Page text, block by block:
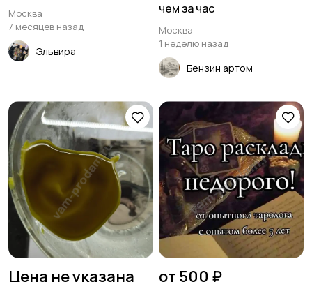
Москва
7 месяцев назад
Эльвира
чем за час
Москва
1 неделю назад
Бензин артом
Цена не указана от 500 ₽